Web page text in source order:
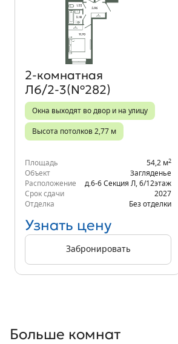
Объект месяца
2‑комнатная
Л6/2-3(№282)
Окна выходят во двор и на улицу
Высота потолков 2,77 м
Площадь 54,2 м2
Объект
Загляденье
Расположение
д.6-6 Секция Л 6/12этаж
Срок сдачи
2027
Отделка
Без отделки
Узнать цену
Забронировать
Больше комнат